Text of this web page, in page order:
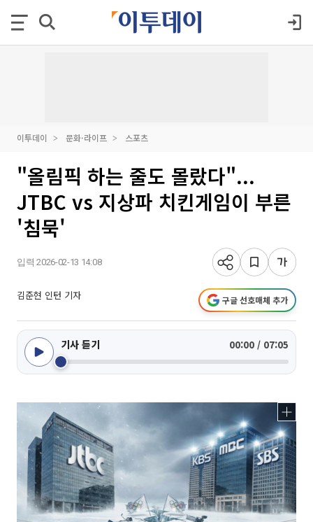
이투데이 문화·라이프 스포츠
"올림픽 하는 줄도 몰랐다"...
JTBC vs 지상파 치킨게임이 부른
'침묵'
입력 2026-02-13 14:08
김준현 인턴 기자 구글 선호매체 추가
기사 듣기 00:00 / 07:05